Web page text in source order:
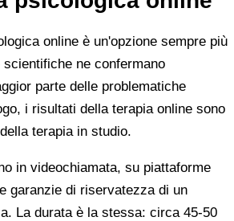
online è un'opzione sempre più
ne confermano
parte delle problematiche
i risultati della terapia online sono
terapia in studio.
in videochiamata, su piattaforme
garanzie di riservatezza di un
La durata è la stessa: circa 45-50